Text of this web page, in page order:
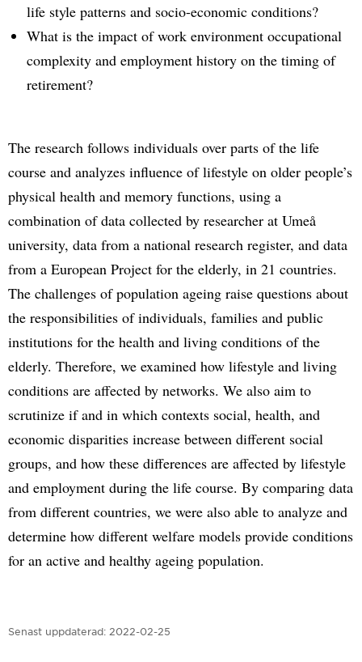
life style patterns and socio-economic conditions?
What is the impact of work environment occupational
complexity and employment history on the timing of
retirement?
The research follows individuals over parts of the life
course and analyzes influence of lifestyle on older people’s
physical health and memory functions, using a
combination of data collected by researcher at Umeå
university, data from a national research register, and data
from a European Project for the elderly, in 21 countries.
The challenges of population ageing raise questions about
the responsibilities of individuals, families and public
institutions for the health and living conditions of the
elderly. Therefore, we examined how lifestyle and living
conditions are affected by networks. We also aim to
scrutinize if and in which contexts social, health, and
economic disparities increase between different social
groups, and how these differences are affected by lifestyle
and employment during the life course. By comparing data
from different countries, we were also able to analyze and
determine how different welfare models provide conditions
for an active and healthy ageing population.
Senast uppdaterad: 2022-02-25